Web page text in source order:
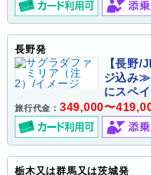
長野発
【長野/
ジ込み≫
にスペ
旅行代金： 349,000〜
栃木又は群馬又は茨城発